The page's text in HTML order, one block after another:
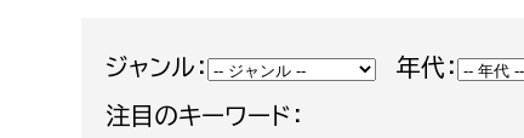
傷病者
事業者
ジャンル： 年代：
注目のキーワード：